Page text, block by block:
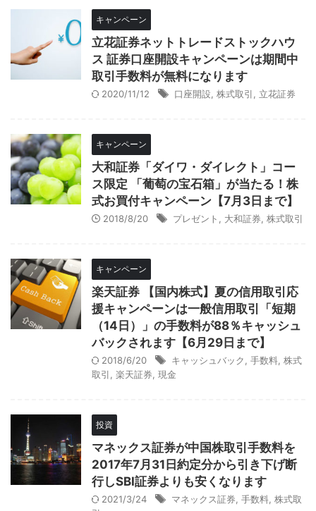
キャンペーン
立花証券ネットトレードストックハウ
ス 証券口座開設キャンペーンは期間中
取引手数料が無料になります
2020/11/12 口座開設 株式取引 立花証券
キャンペーン
大和証券「ダイワ・ダイレクト」コー
ス限定 「葡萄の宝石箱」が当たる！株
式お買付キャンペーン【7月3日まで】
2018/8/20 プレゼント 大和証券 株式取引
キャンペーン
楽天証券 【国内株式】夏の信用取引応
援キャンペーンは一般信用取引「短期
（14日）」の手数料が88％キャッシュ
バックされます【6月29日まで】
2018/6/20 キャッシュバック 手数料 株式
取引
楽天証券 現金
投資
マネックス証券が中国株取引手数料を
2017年7月31日約定分から引き下げ断
行しSBI証券よりも安くなります
2021/3/24 マネックス証券 手数料 株式取